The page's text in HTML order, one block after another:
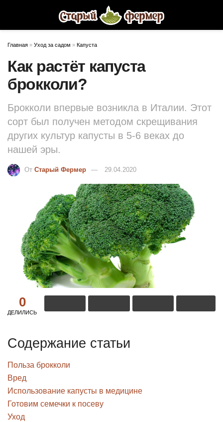
Главная » Уход за садом » Капуста
Как растёт капуста
брокколи?
Брокколи впервые возникла в Италии. Этот
сорт был получен методом скрещивания
других культур капусты в 5-6 веках до
нашей эры.
От Старый Фермер 29.04.2020
0
ДЕЛИЛИСЬ
Содержание статьи
Польза брокколи
Вред
Использование капусты в медицине
Готовим семечки к посеву
Уход